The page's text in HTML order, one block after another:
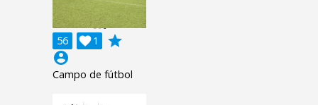
56 1

grade
account_circle
Campo de fútbol